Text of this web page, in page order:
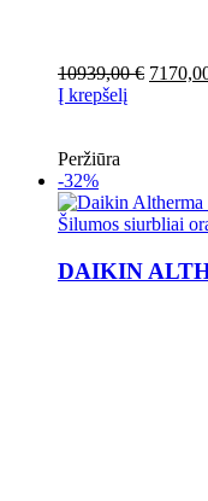
10939,00€
Į krepšelį
Peržiūra
-32%
Šilumos siurbliai
DAIKIN